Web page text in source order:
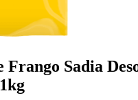
Sadia